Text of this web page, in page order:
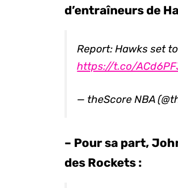
d’entraîneurs de
Report: Hawks set
https://t.co/
— theScore NBA
– Pour sa part,
des Rockets :